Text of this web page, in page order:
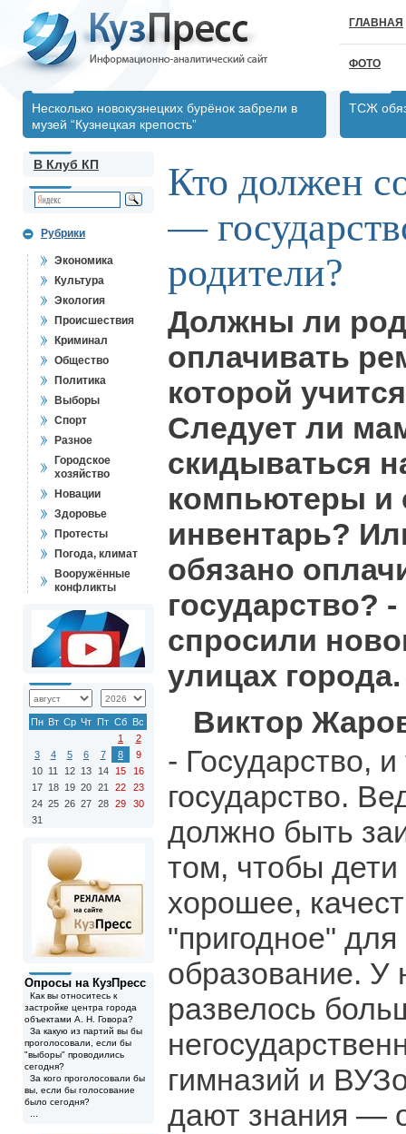
ГЛАВНАЯ
ФОТО
Несколько новокузнецких бурёнок забрели в
музей “Кузнецкая крепость”
ТСЖ
В Клуб КП
Рубрики
Экономика
Культура
Экология
Происшествия
Криминал
Общество
Политика
Выборы
Спорт
Разное
Городское
хозяйство
Новации
Здоровье
Протесты
Погода, климат
Вооружённые
конфликты
Пн Вт Ср Чт Пт Сб Вс
1
2
3
4 5 6 7 8
9
10 11 12 13 14 15
16
17 18 19 20 21 22
23
24 25 26 27 28 29
30
31
Опросы на КузПресс
Как вы относитесь к
застройке центра города
объектами А. Н. Говора?
За какую из партий вы бы
проголосовали, если бы
"выборы" проводились
сегодня?
За кого проголосовали бы
вы, если бы голосование
было сегодня?
Кто должен
—
родители?
Должны ли
оплачивать
которой
Следует ли
скидываться
компьютеры и
инвентарь?
обязано
государство?
спросили
улицах города.
Виктор
- Государство, и
государство.
должно быть
том, чтобы
хорошее,
"пригодное"
образование. У
развелось
гимназий и
дают знания —